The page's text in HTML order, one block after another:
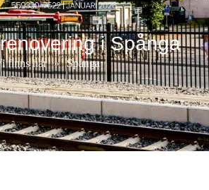
i Spånga
finns här » Spånga